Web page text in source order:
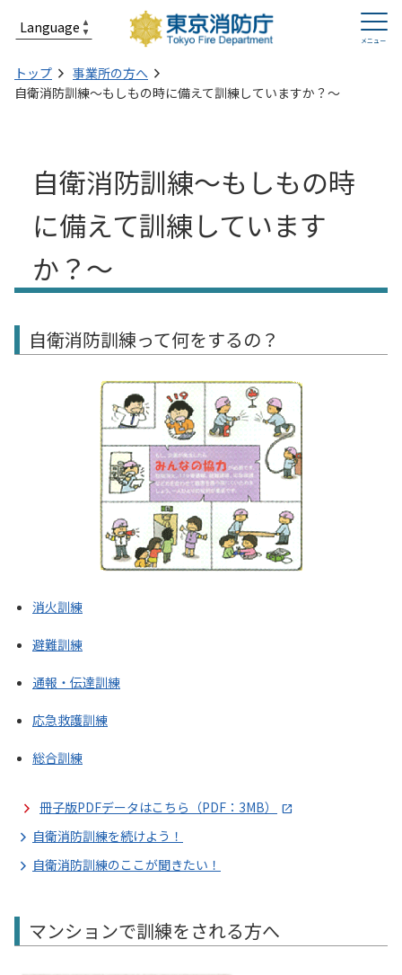
トップ
事業所の方へ
自衛消防訓練～もしもの時に備えて訓練していますか？～
自衛消防訓練～もしもの時
に備えて訓練しています
か？～
自衛消防訓練って何をするの？
消火訓練
避難訓練
通報・伝達訓練
応急救護訓練
総合訓練
冊子版PDFデータはこちら（PDF：3MB）
自衛消防訓練を続けよう！
自衛消防訓練のここが聞きたい！
マンションで訓練をされる方へ